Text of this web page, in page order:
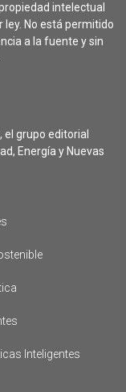
intelectual
ley. No está permitido
a la fuente y sin
, el grupo editorial
Energía y Nuevas
Inteligentes